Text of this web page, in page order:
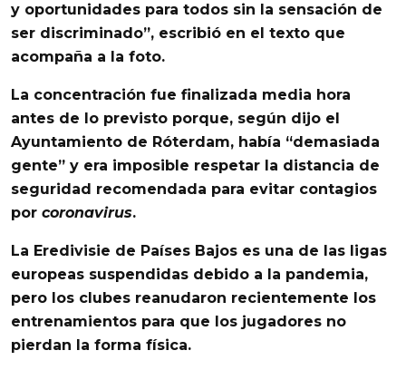
y oportunidades para todos sin la sensación de
ser discriminado”, escribió en el texto que
acompaña a la foto.
La concentración fue finalizada media hora
antes de lo previsto porque, según dijo el
Ayuntamiento de Róterdam, había “demasiada
gente” y era imposible respetar la distancia de
seguridad recomendada para evitar contagios
por coronavirus.
La Eredivisie de Países Bajos es una de las ligas
europeas suspendidas debido a la pandemia,
pero los clubes reanudaron recientemente los
entrenamientos para que los jugadores no
pierdan la forma física.